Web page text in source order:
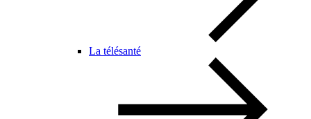
La télésanté